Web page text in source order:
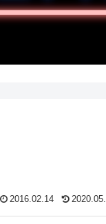
2016.02.14